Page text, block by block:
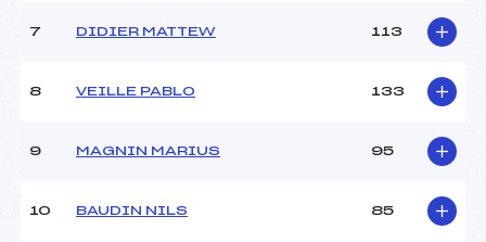
SAMBUIS (SA)
Ouvreurs C :
BALMAIN (SA)
7 DIDIER MATTEW 113
8 VEILLE PABLO 133
9 MAGNIN MARIUS 95
10 BAUDIN NILS 85